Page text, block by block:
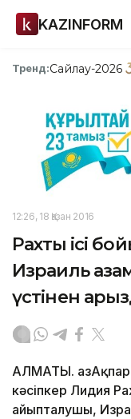
KAZINFORM
Тренд:Сайлау-2026
12:26, 18 Қазан 2016
Рахтың ісі
Израиль
үстінен
АЛМАТЫ.
кәсіпкер Лидия
айыпталушы,